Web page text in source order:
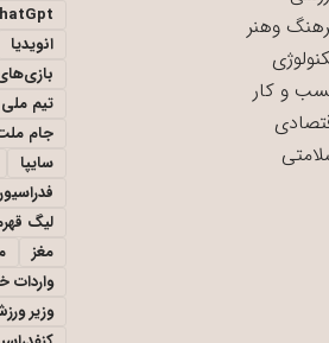
وهنر
و کار
انویدیا
تیم ملی
جام
سایپا
لیگ
مغز
واردات
وزیر